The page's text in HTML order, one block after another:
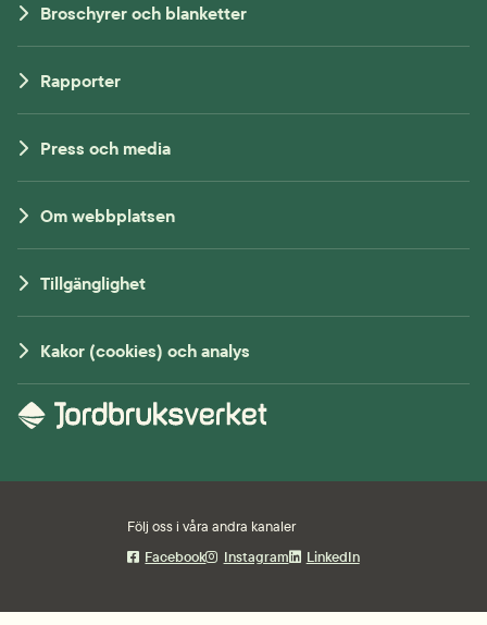
Broschyrer och blanketter
Rapporter
Press och media
Om webbplatsen
Tillgänglighet
Kakor (cookies) och analys
Följ oss i våra andra kanaler
Facebook
Instagram LinkedIn